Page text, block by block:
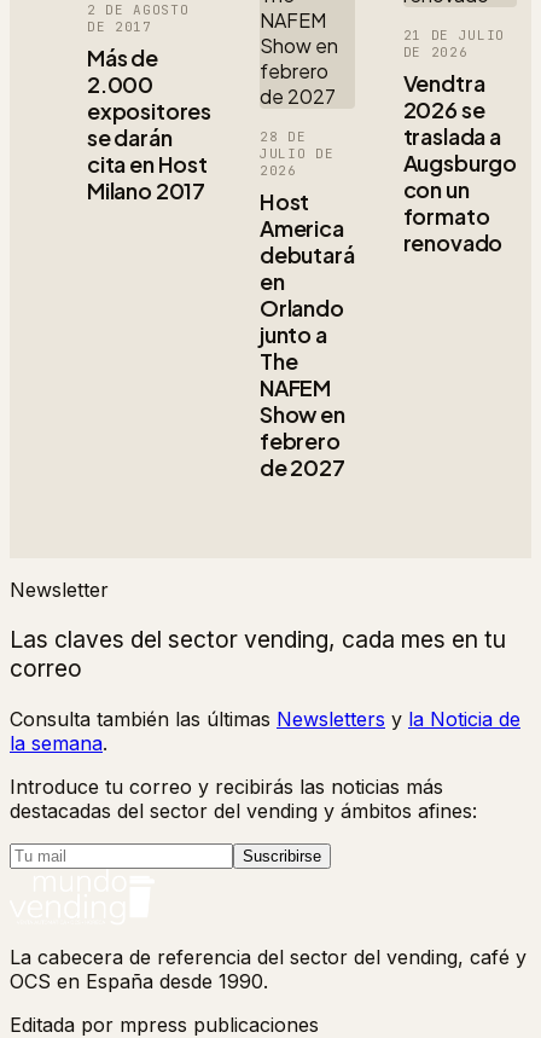
2 DE AGOSTO
DE 2017
Más de
2.000
expositores
se darán
cita en Host
Milano 2017
28 DE
JULIO DE
2026
Host
America
debutará
en
Orlando
junto a
The
NAFEM
Show en
febrero
de 2027
21 DE JULIO
DE 2026
Vendtra
2026 se
traslada a
Augsburgo
con un
formato
renovado
Newsletter
Las claves del sector vending, cada mes en tu
correo
Consulta también las últimas Newsletters y la Noticia de
la semana.
Introduce tu correo y recibirás las noticias más
destacadas del sector del vending y ámbitos afines:
Suscribirse
La cabecera de referencia del sector del vending, café y
OCS en España desde 1990.
Editada por mpress publicaciones